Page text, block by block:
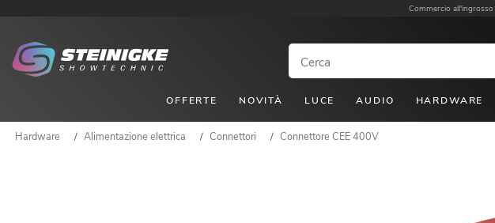
Commercio all'ingrosso
OFFERTE NOVITÀ LUCE AUDIO HARDWARE
Hardware / Alimentazione elettrica / Connettori / Connettore CEE 400V